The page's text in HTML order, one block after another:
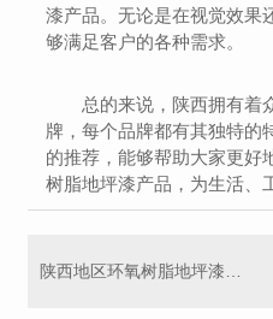
漆产品。无论是在视觉效果
够满足客户的各种需求。
总的来说，陕西拥有着
牌，每个品牌都有其独特的
的推荐，能够帮助大家更好
树脂地坪漆产品，为生活、